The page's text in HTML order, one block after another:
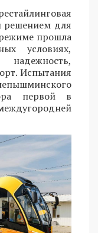
решением для
прошла
условиях,
Испытания
первой в